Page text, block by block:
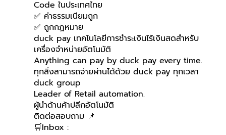
Code ในประเทศไทย
✅ ค่าธรรมเนียมถูก
✅ ถูกกฏหมาย
duck pay เทคโนโลยีการชำระเงินไร้เงินสดสำหรับ
เครื่องจำหน่ายอัตโนมัติ
Anything can pay by duck pay every time.
ทุกสิ่งสามารถจ่ายผ่านได้ด้วย duck pay ทุกเวลา
duck group
Leader of Retail automation.
ผู้นำด้านค้าปลีกอัตโนมัติ
ติดต่อสอบถาม 📌
🛒Inbox :